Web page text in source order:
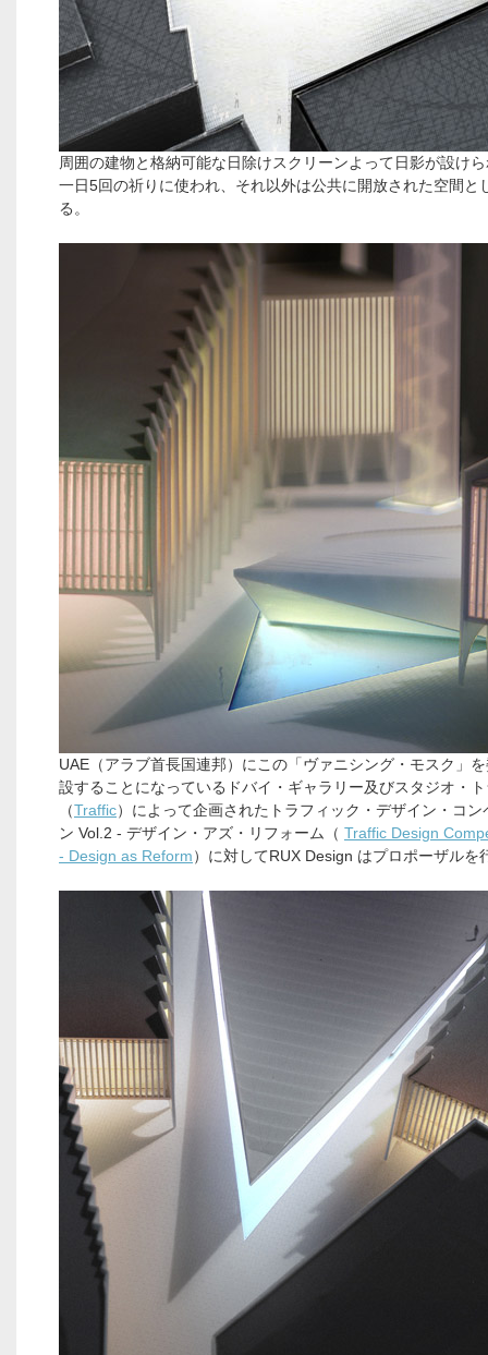
周囲の建物と格納可能な日除けスクリーンよって日影が設け
一日5回の祈りに使われ、それ以外は公共に開放された空間と
る。
UAE（アラブ首長国連邦）にこの「ヴァニシング・モスク」
設することになっているドバイ・ギャラリー及びスタジオ・
（Traffic）によって企画されたトラフィック・デザイン・コン
ン Vol.2 - デザイン・アズ・リフォーム（ Traffic Design
- Design as Reform）に対してRUX Design はプロポーザルを